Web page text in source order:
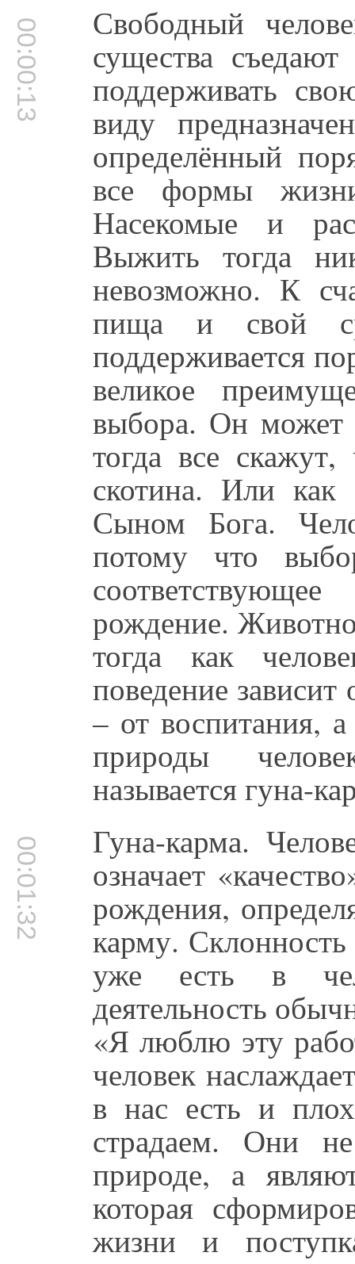
00:00:13 Свободный
существа
поддерживать
виду
определённый
все формы
Насекомые и
Выжить тогда
невозможно. К
пища и свой
поддерживается
великое
выбора. Он может
тогда все
скотина. Или как
Сыном Бога.
потому что
рождение.
тогда как
поведение зависит
– от воспитания,
природы
называется гуна-
00:01:32 Гуна-карма.
означает
рождения,
карму. Склонность
уже есть в
деятельность
«Я люблю эту
человек
в нас есть и
страдаем. Они
природе, а
которая
жизни и